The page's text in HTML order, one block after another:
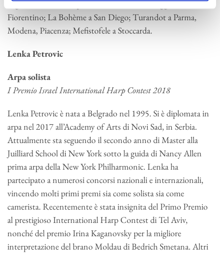
Pagliacci /Noi, due, quattro e Il Trittico al Maggio Musicale
Fiorentino; La Bohème a San Diego; Turandot a Parma,
Modena, Piacenza; Mefistofele a Stoccarda.
Lenka Petrovic
Arpa solista
I Premio Israel International Harp Contest 2018
Lenka Petrovic è nata a Belgrado nel 1995. Si è diplomata in
arpa nel 2017 all’Academy of Arts di Novi Sad, in Serbia.
Attualmente sta seguendo il secondo anno di Master alla
Juilliard School di New York sotto la guida di Nancy Allen
prima arpa della New York Philharmonic. Lenka ha
partecipato a numerosi concorsi nazionali e internazionali,
vincendo molti primi premi sia come solista sia come
camerista. Recentemente è stata insignita del Primo Premio
al prestigioso International Harp Contest di Tel Aviv,
nonché del premio Irina Kaganovsky per la migliore
interpretazione del brano Moldau di Bedrich Smetana. Altri